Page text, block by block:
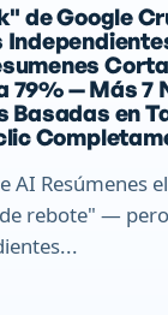
de Google
79% — Más 7
en
AI Resúmenes
rebote" —